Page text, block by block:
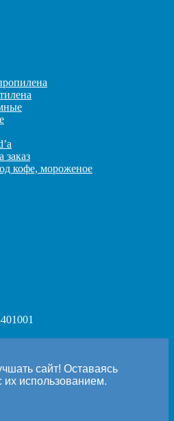
заказ
кофе, мороженое
сайт! Оставаясь
их использованием.